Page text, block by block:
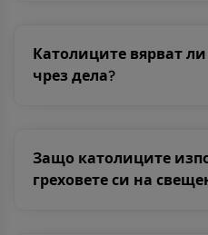
Католиците вярват ли
чрез дела?
Защо католиците
греховете си на